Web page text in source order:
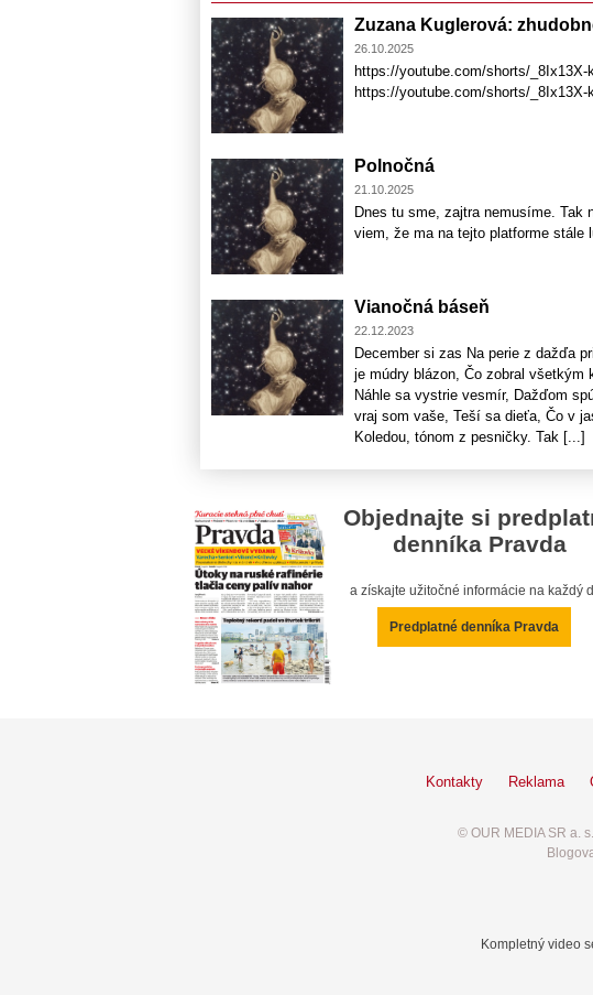
Zuzana Kuglerová:
26.10.2025
https://youtube.com/shorts/_8Ix13X-
https://youtube.com/shorts/_8Ix13X-
Polnočná
21.10.2025
Dnes tu sme, zajtra nemusíme.
viem, že ma na tejto platforme stále
Vianočná báseň
22.12.2023
December si zas Na perie z dažďa
je múdry blázon, Čo zobral všetkým
Náhle sa vystrie vesmír, Dažďom
vraj som vaše, Teší sa dieťa, Čo v
Koledou, tónom z pesničky. Tak [...]
Objednajte si
denníka Pravda
a získajte užitočné informácie na každý
Predplatné denníka Pravda
Kontakty Reklama
© OUR MEDIA SR a.
Kompletný video